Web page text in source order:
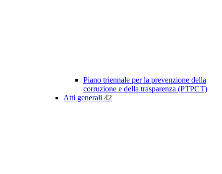
Piano triennale per la prevenzione della
corruzione e della trasparenza (PTPCT)
Atti generali 42